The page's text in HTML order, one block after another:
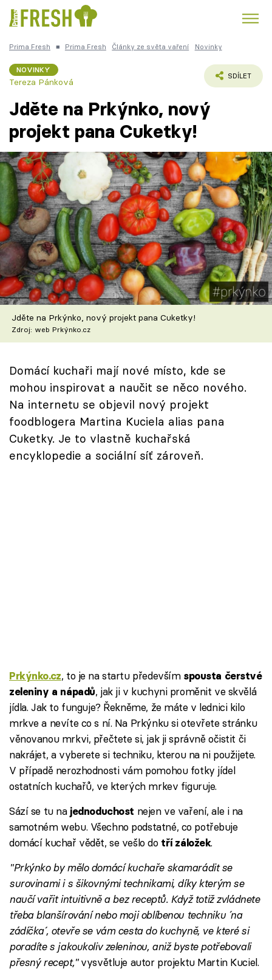
Česká kuchyně
Témata
Recepty
Články
TV Program
Škola vaření
Recepty z TV
Speciál: Cuketa
Těhotnej kuchař
Sledujte prima+
Přihlášení
Prima Fresh ■ Prima Fresh Články ze světa vaření Novinky
NOVINKY
Tereza Pánková
SDÍLET
Jděte na Prkýnko, nový
projekt pana Cuketky!
Jděte na Prkýnko, nový projekt pana Cuketky!
Zdroj: web Prkýnko.cz
Domácí kuchaři mají nové místo, kde se
mohou inspirovat a naučit se něco nového.
Na internetu se objevil nový projekt
foodblogera Martina Kuciela alias pana
Cuketky. Je to vlastně kuchařská
encyklopedie a sociální síť zároveň.
Prkýnko.cz, to je na startu především spousta čerstvé
zeleniny a nápadů, jak ji v kuchyni proměnit ve skvělá
jídla. Jak to funguje? Řekněme, že máte v lednici kilo
mrkve a nevíte co s ní. Na Prkýnku si otevřete stránku
věnovanou mrkvi, přečtete si, jak ji správně očistit či
nakrájet, a vyberete si techniku, kterou na ni použijete.
V případě nerozhodnosti vám pomohou fotky jídel
ostatních kuchařů, ve kterých mrkev figuruje.
Sází se tu na jednoduchost nejen ve vaření, ale i na
samotném webu. Všechno podstatné, co potřebuje
domácí kuchař vědět, se vešlo do tří záložek.
"Prkýnko by mělo domácí kuchaře skamarádit se
surovinami i s šikovnými technikami, díky kterým se
naučí vařit intuitivně a bez receptů. Když totiž zvládnete
třeba blanšírování nebo moji oblíbenou techniku ´na
zádíčka´, otevře se vám cesta do kuchyně, ve které si
poradíte s jakoukoliv zeleninou, aniž byste potřebovali
přesný recept,"vysvětluje autor projektu Martin Kuciel.